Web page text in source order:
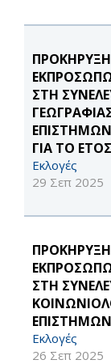
ΣΤΗ
ΓΙΑ ΤΟ
Εκλογές
29 Σεπ 2025
ΣΤΗ
Εκλογές
26 Σεπ 2025